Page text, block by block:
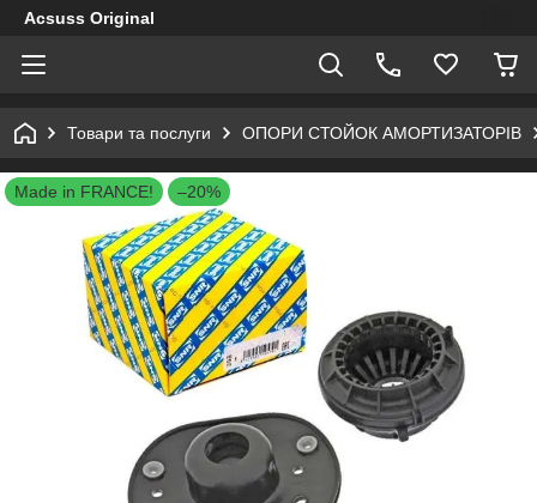
Acsuss Original
Товари та послуги ОПОРИ СТОЙОК АМОРТИЗАТОРІВ
Made in FRANCE! –20%